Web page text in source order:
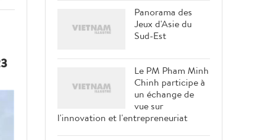
Panorama des
Jeux d'Asie du
Sud-Est
Le PM Pham Minh
Chinh participe à
un échange de
vue sur
l'innovation et l'entrepreneuriat